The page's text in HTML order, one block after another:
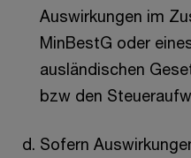
Auswirkungen im
MinBestG oder
ausländischen
bzw den
Sofern